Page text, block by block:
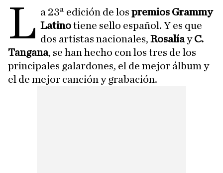
l a 23ª edición de lospremios Grammy
Latinotiene sello español. Y es que
dos artistas nacionales,RosalíayC.
Tangana, se han hecho con los tres de los
principales galardones, el de mejor álbum y
el de mejor canción y grabación.